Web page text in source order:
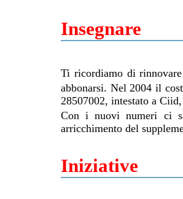
Insegnare
Ti ricordiamo di
abbonarsi. Nel 2004 il
28507002, intestato a
Con i nuovi numeri ci
arricchimento del
Iniziative